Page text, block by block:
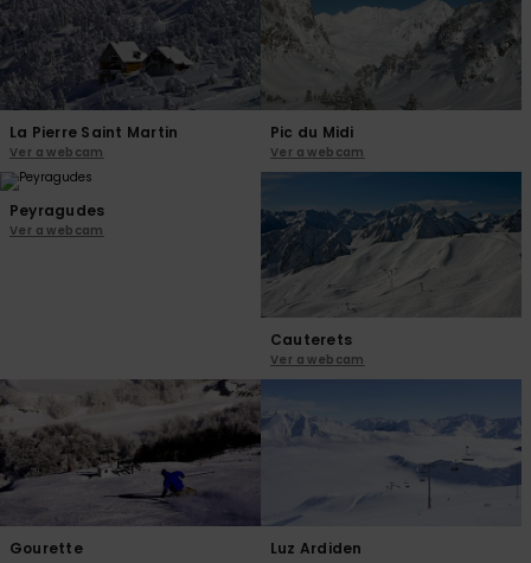
La Pierre Saint Martin
Ver a webcam
Pic du Midi
Ver a webcam
Peyragudes
Ver a webcam
Cauterets
Ver a webcam
Gourette Luz Ardiden